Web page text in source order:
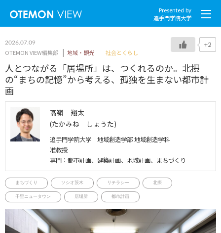
Presented by
追手門学院大学
社会とくらし
グローバル
スポーツと文化
IT・メディア
地域・観光
OTEMON VIEWについて
2026.07.09
OTEMON VIEW編集部 地域・観光 社会とくらし
+2
人とつながる「居場所」は、つくれるのか。北摂
の“まちの記憶”から考える、孤独を生まない都市計
画
髙嶺 翔太
(たかみね しょうた)
追手門学院大学 地域創造学部 地域創造学科
准教授
専門：都市計画、建築計画、地域計画、まちづくり
まちづくり ソシオ茨木 リテラシー 北摂
千里ニュータウン 居場所 都市計画